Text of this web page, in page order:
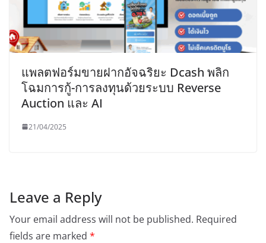
แพลตฟอร์มขายฝากอัจฉริยะ Dcash พลิก
โฉมการกู้-การลงทุนด้วยระบบ Reverse
Auction และ AI
21/04/2025
Leave a Reply
Your email address will not be published. Required
fields are marked *